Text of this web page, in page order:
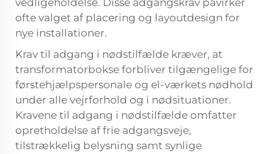
vedligeholdelse. Disse adgangskrav påvirker
ofte valget af placering og layoutdesign for
nye installationer.
Krav til adgang i nødstilfælde kræver, at
transformatorbokse forbliver tilgængelige for
førstehjælpspersonale og el-værkets nødhold
under alle vejrforhold og i nødsituationer.
Kravene til adgang i nødstilfælde omfatter
opretholdelse af frie adgangsveje,
tilstrækkelig belysning samt synlige